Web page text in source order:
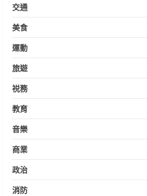
交通
美食
運動
旅遊
祱務
教育
音樂
商業
政治
消防